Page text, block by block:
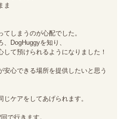
ま
しまうのが心配でした。
DogHuggyを知り、
て預けられるようになりました！
安心できる場所を提供したいと思う
ケアをしてあげられます。
で行きます。